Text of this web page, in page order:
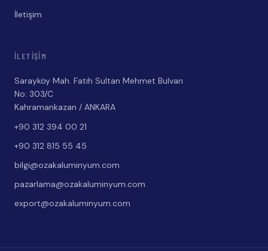
İletişim
İLETIŞIM
Sarayköy Mah. Fatih Sultan Mehmet Bulvarı
No: 303/C
Kahramankazan / ANKARA
+90 312 394 00 21
+90 312 815 55 45
bilgi@ozakaluminyum.com
pazarlama@ozakaluminyum.com
export@ozakaluminyum.com